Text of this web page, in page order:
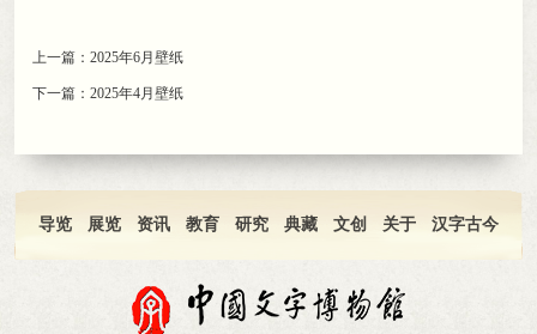
上一篇： 2025年6月壁纸
下一篇： 2025年4月壁纸
导览 展览 资讯 教育 研究 典藏 文创 关于 汉字古今